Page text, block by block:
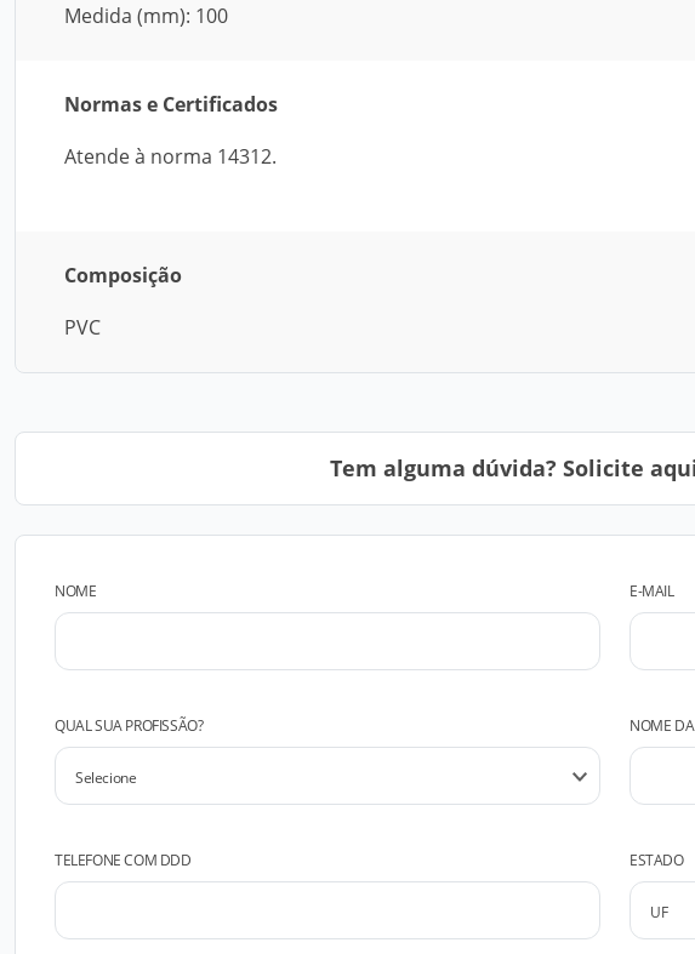
Medida (mm): 100
Normas e Certificados
Atende à norma 14312.
Composição
PVC
Tem alguma dúvida? Solicite
NOME E-MAIL
QUAL SUA PROFISSÃO? NOME
TELEFONE COM DDD ESTADO